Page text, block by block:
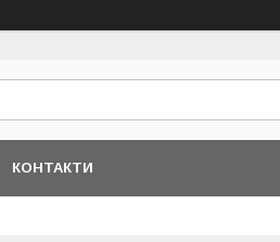
КОНТАКТИ